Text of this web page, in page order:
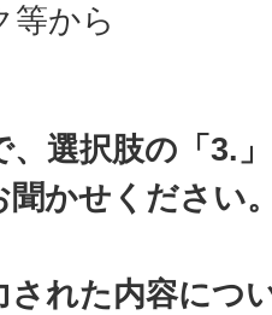
等から
、選択肢の「3.
聞かせください
された内容につ